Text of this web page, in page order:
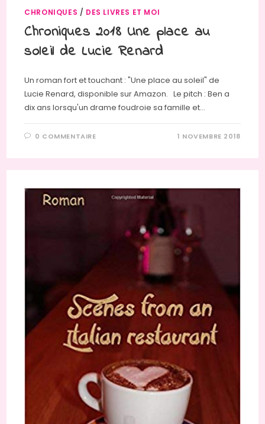
CHRONIQUES / DES LIVRES ET MOI
Chroniques 2018 Une place au
soleil de Lucie Renard
Un roman fort et touchant : "Une place au soleil" de
Lucie Renard, disponible sur Amazon. Le pitch : Ben a
dix ans lorsqu'un drame foudroie sa famille et…
0 COMMENTAIRE 1 NOVEMBRE 2018